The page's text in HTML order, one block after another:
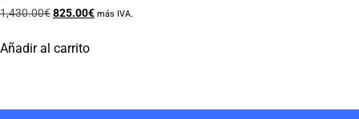
1,430.00€825.00€ más IVA.
Añadir al carrito